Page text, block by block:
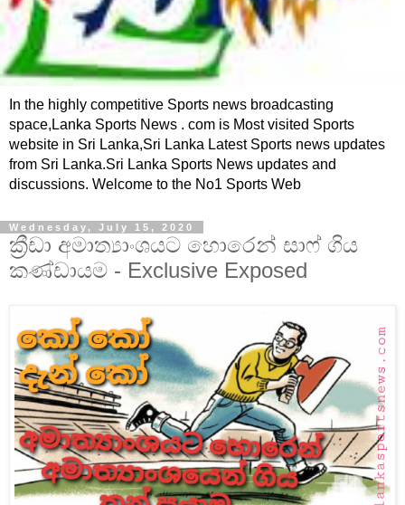
In the highly competitive Sports news broadcasting
space,Lanka Sports News . com is Most visited Sports
website in Sri Lanka,Sri Lanka Latest Sports news updates
from Sri Lanka.Sri Lanka Sports News updates and
discussions. Welcome to the No1 Sports Web
Wednesday, July 15, 2020
ක්‍රීඩා අමාත්‍යාංශයට හොරෙන් සාෆ් ගිය
කණ්ඩායම - Exclusive Exposed